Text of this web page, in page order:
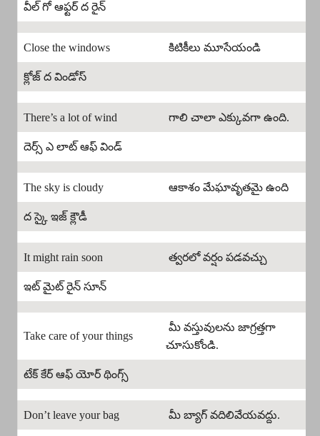
వీల్ గో ఆఫ్టర్ ద రైన్
Close the windows కిటికీలు మూసేయండి
క్లోజ్ ద విండోస్
There’s a lot of wind గాలి చాలా ఎక్కువగా ఉంది.
దెర్స్ ఎ లాట్ ఆఫ్ విండ్
The sky is cloudy ఆకాశం మేఘావృతమై ఉంది
ద స్కై ఇజ్ క్లౌడీ
It might rain soon త్వరలో వర్షం పడవచ్చు
ఇట్ మైట్ రైన్ సూన్
Take care of your things
మీ వస్తువులను జాగ్రత్తగా
చూసుకోండి.
టేక్ కేర్ ఆఫ్ యోర్ థింగ్స్
Don’t leave your bag మీ బ్యాగ్ వదిలివేయవద్దు.